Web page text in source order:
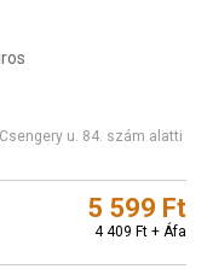
u. 84. szám alatti
5 599 Ft
4 409 Ft + Áfa